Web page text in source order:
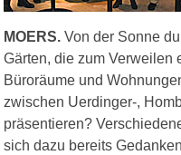
MOERS. Von der Sonne
Gärten, die zum Verweilen
Büroräume und
zwischen Uerdinger-,
präsentieren?
sich dazu bereits